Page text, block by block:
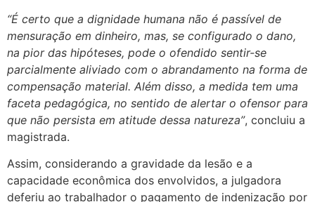
“É certo que a dignidade humana não é passível de
mensuração em dinheiro, mas, se configurado o dano,
na pior das hipóteses, pode o ofendido sentir-se
parcialmente aliviado com o abrandamento na forma de
compensação material. Além disso, a medida tem uma
faceta pedagógica, no sentido de alertar o ofensor para
que não persista em atitude dessa natureza”, concluiu a
magistrada.
Assim, considerando a gravidade da lesão e a
capacidade econômica dos envolvidos, a julgadora
deferiu ao trabalhador o pagamento de indenização por